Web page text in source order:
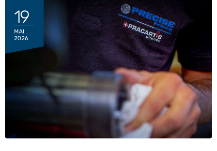
19
MAI
2026